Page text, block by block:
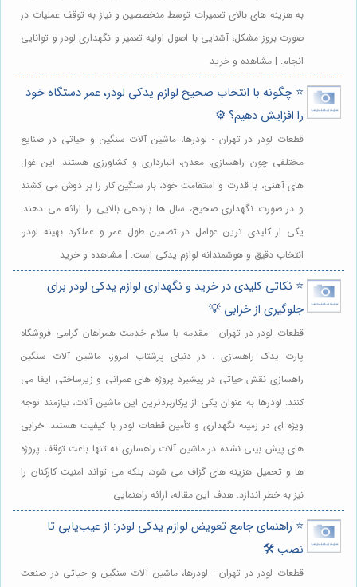
به هزینه های بالای تعمیرات توسط متخصصین و نیاز به توقف عملیات در
صورت بروز مشکل، آشنایی با اصول اولیه تعمیر و نگهداری لودر و توانایی
انجام. | مشاهده و خرید
⭐️ چگونه با انتخاب صحیح لوازم یدکی لودر، عمر دستگاه خود
را افزایش دهیم؟ ⚙️
قطعات لودر در تهران - لودرها، ماشین آلات سنگین و حیاتی در صنایع
مختلفی چون راهسازی، معدن، انبارداری و کشاورزی هستند. این غول
های آهنی، با قدرت و استقامت خود، بار سنگین کار را بر دوش می کشند
و در صورت نگهداری صحیح، سال ها بازدهی بالایی را ارائه می دهند.
یکی از کلیدی ترین عوامل در تضمین طول عمر و عملکرد بهینه لودر،
انتخاب دقیق و هوشمندانه لوازم یدکی است. | مشاهده و خرید
⭐️ نکاتی کلیدی در خرید و نگهداری لوازم یدکی لودر برای
جلوگیری از خرابی 💡
قطعات لودر در تهران - مقدمه با سلام خدمت همراهان گرامی فروشگاه
پارت یدک راهسازی . در دنیای پرشتاب امروز، ماشین آلات سنگین
راهسازی نقش حیاتی در پیشبرد پروژه های عمرانی و زیرساختی ایفا می
کنند. لودرها به عنوان یکی از پرکاربردترین این ماشین آلات، نیازمند توجه
ویژه ای در زمینه نگهداری و تأمین قطعات لودر با کیفیت هستند. خرابی
های پیش بینی نشده در ماشین آلات راهسازی نه تنها باعث توقف پروژه
ها و تحمیل هزینه های گزاف می شود، بلکه می تواند امنیت کارکنان را
نیز به خطر اندازد. هدف این مقاله، ارائه راهنمایی
⭐️ راهنمای جامع تعویض لوازم یدکی لودر: از عیب‌یابی تا
نصب 🛠️
قطعات لودر در تهران - لودرها، ماشین آلات سنگین و حیاتی در صنعت